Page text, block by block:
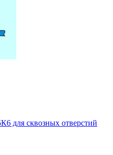
для сквозных отверстий